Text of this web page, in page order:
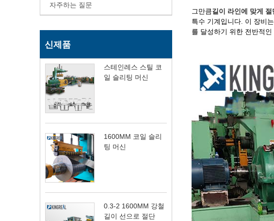
자주하는 질문
신제품
스테인레스 스틸 코
일 슬리팅 머신
1600MM 코일 슬리
팅 머신
0.3-2 1600MM 강철
길이 선으로 절단
그만큼길이 라인에 맞게 절
특수 기계입니다. 이 장비
를 달성하기 위한 전반적